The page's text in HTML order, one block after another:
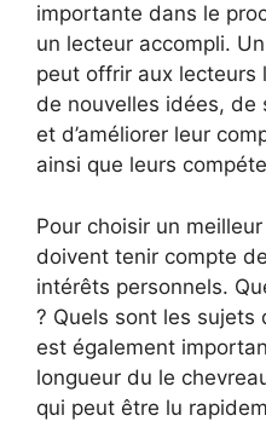
importante dans le
un lecteur accompli.
peut offrir aux lecteurs
de nouvelles idées, de
et d’améliorer leur
ainsi que leurs
Pour choisir un
doivent tenir compte
intérêts personnels.
? Quels sont les sujets
est également
longueur du le
qui peut être lu